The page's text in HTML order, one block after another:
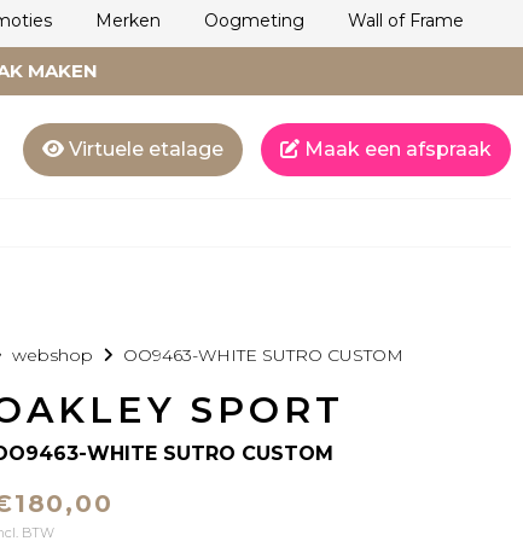
Merken Oogmeting Wall of Frame
MAKEN
Virtuele etalage Maak een afspraak
webshop OO9463-WHITE SUTRO CUSTOM
SPORT
WHITE SUTRO CUSTOM
BTW